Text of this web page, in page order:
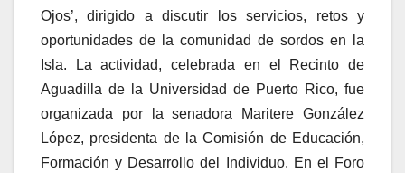
Ojos’, dirigido a discutir los servicios, retos y
oportunidades de la comunidad de sordos en la
Isla. La actividad, celebrada en el Recinto de
Aguadilla de la Universidad de Puerto Rico, fue
organizada por la senadora Maritere González
López, presidenta de la Comisión de Educación,
Formación y Desarrollo del Individuo. En el Foro